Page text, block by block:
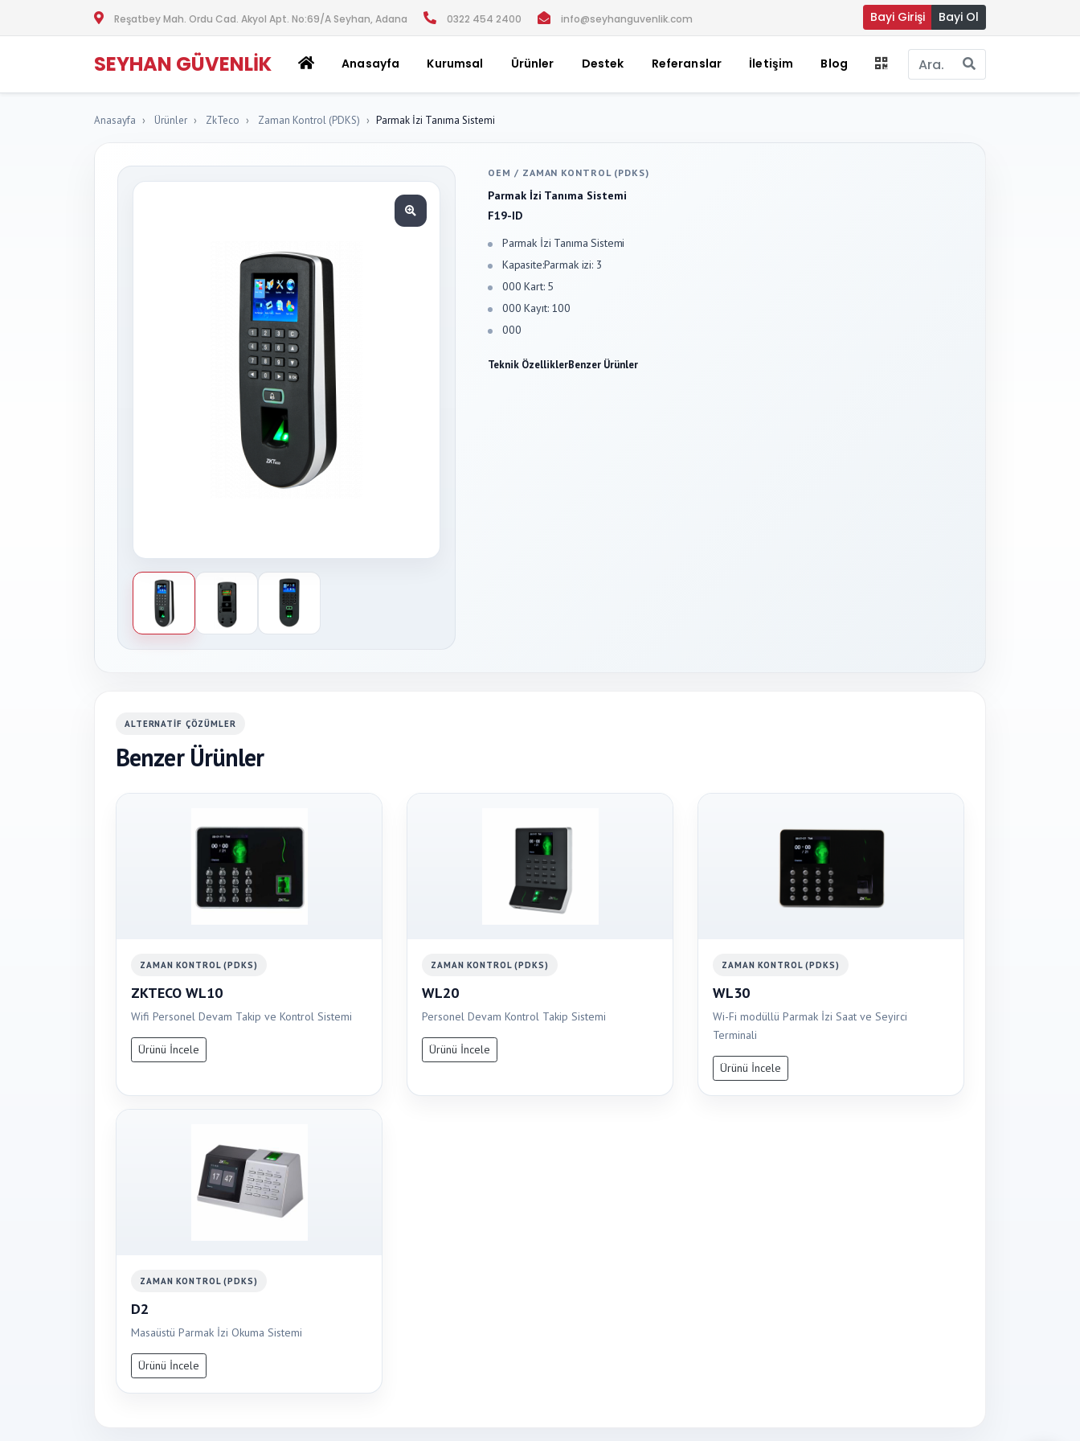
Reşatbey Mah. Ordu Cad. Akyol Apt. No:69/A Seyhan, Adana 0322 454 2400 info@seyhanguvenlik.com Bayi Girişi Bayi Ol
SEYHAN GÜVENLIK Anasayfa Kurumsal Ürünler Destek Referanslar İletişim Blog
Anasayfa Ürünler ZkTeco Zaman Kontrol (PDKS) Parmak İzi Tanıma Sistemi
OEM / ZAMAN KONTROL (PDKS)
Parmak İzi Tanıma Sistemi
F19-ID
Parmak İzi Tanıma Sistemi
Kapasite:Parmak izi: 3
000 Kart: 5
000 Kayıt: 100
000
Teknik ÖzelliklerBenzer Ürünler
ALTERNATIF ÇÖZÜMLER
Benzer Ürünler
ZAMAN KONTROL (PDKS)
ZKTECO WL10
Wifi Personel Devam Takip ve Kontrol Sistemi
Ürünü İncele
ZAMAN KONTROL (PDKS)
WL20
Personel Devam Kontrol Takip Sistemi
Ürünü İncele
ZAMAN KONTROL (PDKS)
WL30
Wi-Fi modüllü Parmak İzi Saat ve Seyirci
Terminali
Ürünü İncele
ZAMAN KONTROL (PDKS)
D2
Masaüstü Parmak İzi Okuma Sistemi
Ürünü İncele